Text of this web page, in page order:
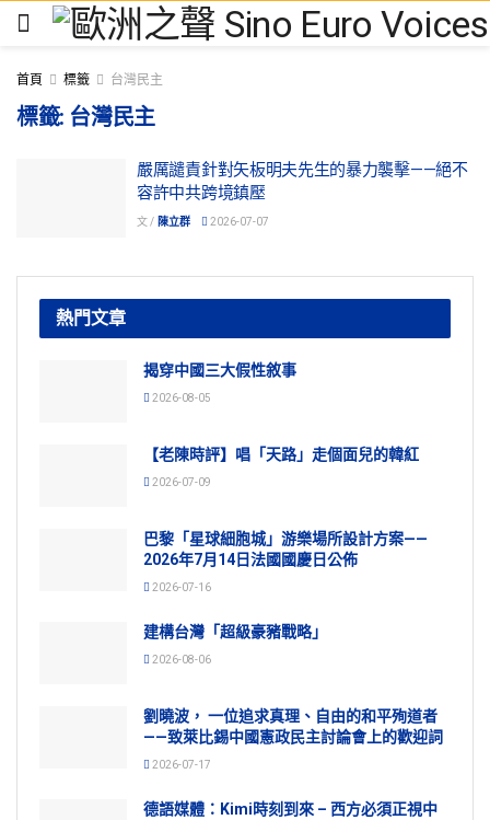
首頁 標籤 台灣民主
標籤: 台灣民主
嚴厲譴責針對矢板明夫先生的暴力襲擊——絕不
容許中共跨境鎮壓
文 / 陳立群 2026-07-07
熱門文章
揭穿中國三大假性敘事
2026-08-05
【老陳時評】唱「天路」走個面兒的韓紅
2026-07-09
巴黎「星球細胞城」游樂場所設計方案——
2026年7月14日法國國慶日公佈
2026-07-16
建構台灣「超級豪豬戰略」
2026-08-06
劉曉波， 一位追求真理、自由的和平殉道者
——致萊比錫中國憲政民主討論會上的歡迎詞
2026-07-17
德語媒體：Kimi時刻到來 – 西方必須正視中